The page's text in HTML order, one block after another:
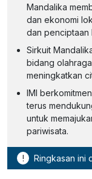
Mandalika
dan ekonomi
dan penciptaan
Sirkuit
bidang
meningkatkan
IMI
terus
untuk
pariwisata.
! Ringkasan ini